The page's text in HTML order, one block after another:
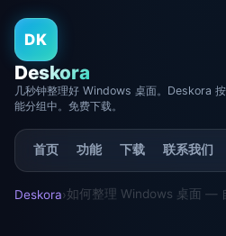
DK
Deskora
几秒钟整理好 Windows 桌面。Deskora
能分组中。免费下载。
首页 功能 下载 联系我们
Deskora›如何整理 Windows 桌面 —